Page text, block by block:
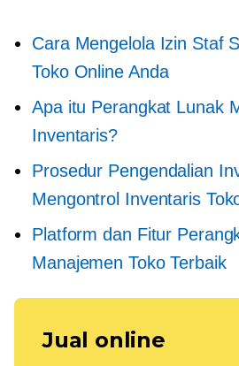
Cara Mengelola Izin Staf
Toko Online Anda
Apa itu Perangkat Lunak
Inventaris?
Prosedur Pengendalian
Mengontrol Inventaris
Platform dan Fitur
Manajemen Toko Terbaik
Jual online